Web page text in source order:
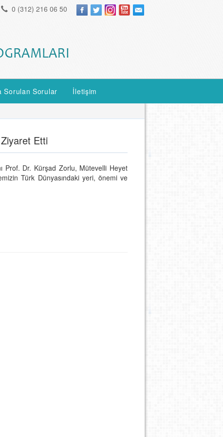
0 (312) 216 06 50
Sorulan Sorular İletişim
Etti
Prof. Dr. Kürşad Zorlu, Mütevelli Heyet
Türk Dünyasındaki yeri, önemi ve